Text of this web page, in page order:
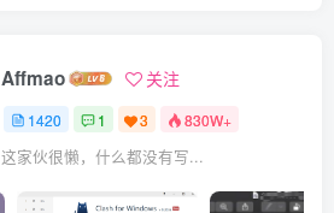
Affmao 关注
1420 1 3 830W+
这家伙很懒，什么都没有写...